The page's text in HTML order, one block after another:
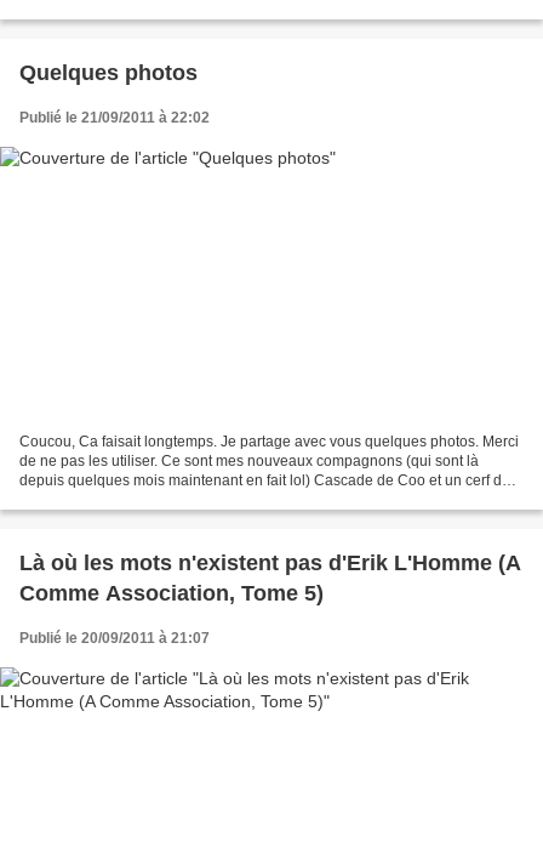
Quelques photos
Publié le 21/09/2011 à 22:02
Coucou, Ca faisait longtemps. Je partage avec vous quelques photos. Merci
de ne pas les utiliser. Ce sont mes nouveaux compagnons (qui sont là
depuis quelques mois maintenant en fait lol) Cascade de Coo et un cerf de
Là où les mots n'existent pas d'Erik L'Homme (A
Comme Association, Tome 5)
Publié le 20/09/2011 à 21:07